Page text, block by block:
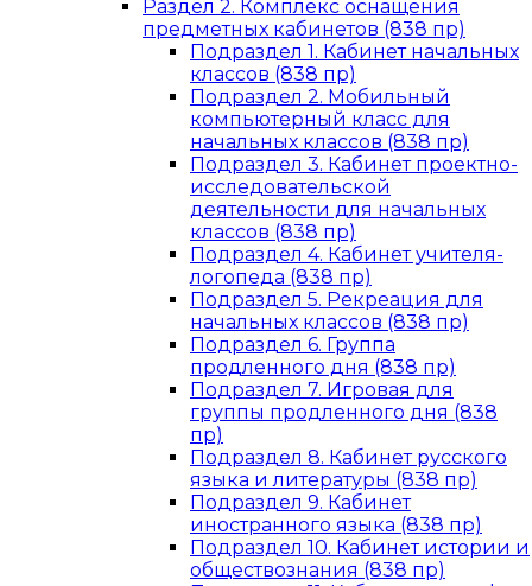
Раздел 2. Комплекс оснащения
предметных кабинетов (838 пр)
Подраздел 1. Кабинет начальных
классов (838 пр)
Подраздел 2. Мобильный
компьютерный класс для
начальных классов (838 пр)
Подраздел 3. Кабинет проектно-
исследовательской
деятельности для начальных
классов (838 пр)
Подраздел 4. Кабинет учителя-
логопеда (838 пр)
Подраздел 5. Рекреация для
начальных классов (838 пр)
Подраздел 6. Группа
продленного дня (838 пр)
Подраздел 7. Игровая для
группы продленного дня (838
пр)
Подраздел 8. Кабинет русского
языка и литературы (838 пр)
Подраздел 9. Кабинет
иностранного языка (838 пр)
Подраздел 10. Кабинет истории и
обществознания (838 пр)